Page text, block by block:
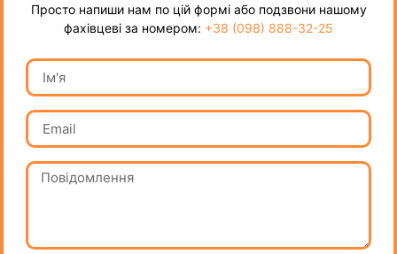
Просто напиши нам по цій формі або подзвони нашому
фахівцеві за номером: +38 (098) 888-32-25